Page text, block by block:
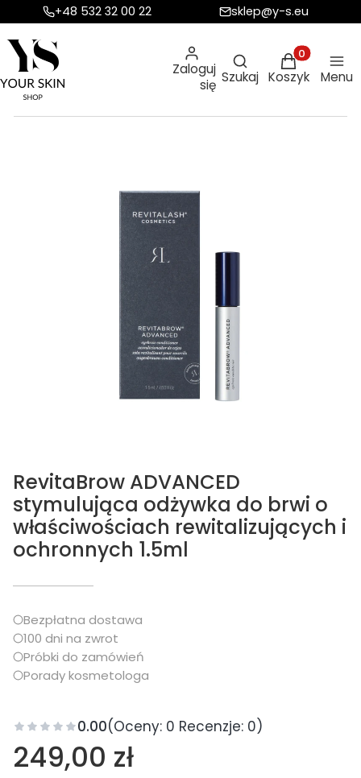
+48 532 32 00 22 sklep@y-s.eu
Zaloguj
się
Otwórz
Szukaj
Produkty w
Koszyk Menu
RevitaBrow ADVANCED
stymulująca odżywka do brwi o
właściwościach rewitalizujących i
ochronnych 1.5ml
Bezpłatna dostawa
100 dni na zwrot
Próbki do zamówień
Porady kosmetologa
0.00(Oceny: 0 Recenzje: 0)
Cena
249,00 zł